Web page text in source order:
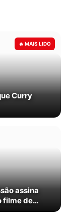
Curry
assina
filme de